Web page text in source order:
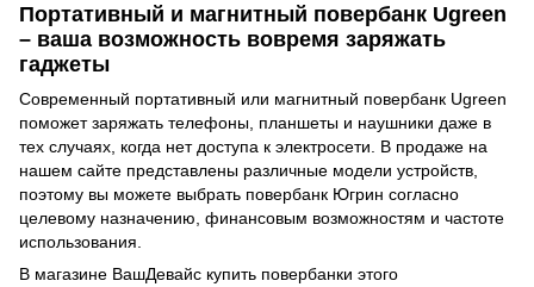
Портативный и магнитный повербанк Ugreen
– ваша возможность вовремя заряжать
гаджеты
Современный портативный или магнитный повербанк Ugreen
поможет заряжать телефоны, планшеты и наушники даже в
тех случаях, когда нет доступа к электросети. В продаже на
нашем сайте представлены различные модели устройств,
поэтому вы можете выбрать повербанк Югрин согласно
целевому назначению, финансовым возможностям и частоте
использования.
В магазине ВашДевайс купить повербанки этого